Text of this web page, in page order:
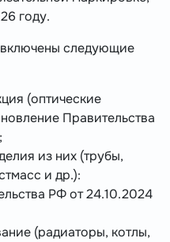
году.
следующие
(оптические
Правительства
из них (трубы,
и др.):
РФ от 24.10.2024
(радиаторы, котлы,